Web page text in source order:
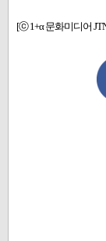
[ⓒ 1+α 문화미디어